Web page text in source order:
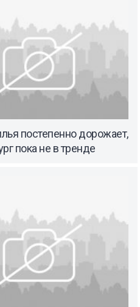
постепенно дорожает,
пока не в тренде